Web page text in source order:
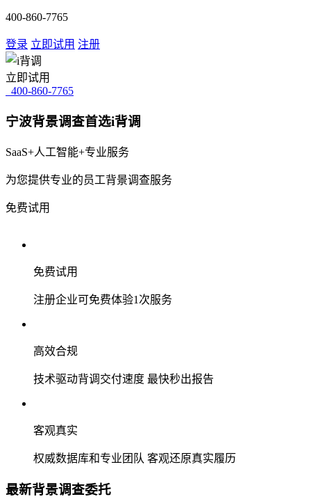
400-860-7765
登录 立即试用 注册
立即试用
400-860-7765
宁波背景调查首选i背调
SaaS+人工智能+专业服务
为您提供专业的员工背景调查服务
免费试用
免费试用
注册企业可免费体验1次服务
高效合规
技术驱动背调交付速度 最快秒出报告
客观真实
权威数据库和专业团队 客观还原真实履历
最新背景调查委托